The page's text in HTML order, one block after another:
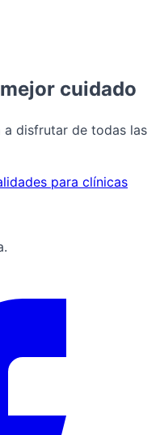
cuidado
a disfrutar de todas las
para clínicas